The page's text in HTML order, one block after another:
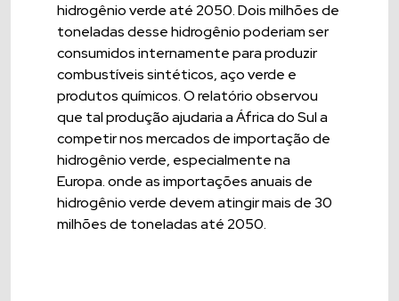
hidrogênio verde até 2050. Dois milhões de
toneladas desse hidrogênio poderiam ser
consumidos internamente para produzir
combustíveis sintéticos, aço verde e
produtos químicos. O relatório observou
que tal produção ajudaria a África do Sul a
competir nos mercados de importação de
hidrogênio verde, especialmente na
Europa. onde as importações anuais de
hidrogênio verde devem atingir mais de 30
milhões de toneladas até 2050.